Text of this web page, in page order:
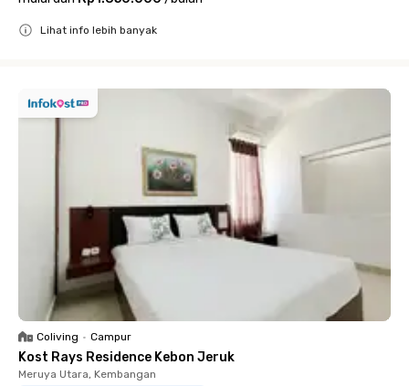
Lihat info lebih banyak
Coliving • Campur
Kost Rays Residence Kebon Jeruk
Meruya Utara, Kembangan